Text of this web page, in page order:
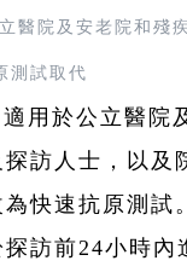
醫院及安老院和殘
測試取代
用於公立醫院
訪人士，以及
快速抗原測試
訪前24小時內